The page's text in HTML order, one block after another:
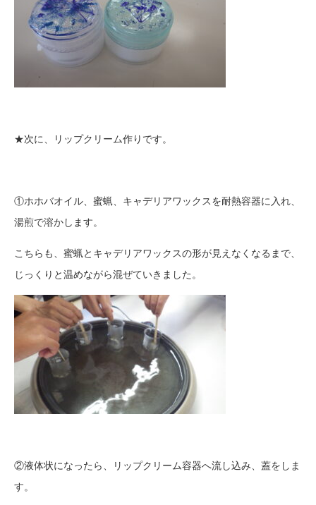
★次に、リップクリーム作りです。
①ホホバオイル、蜜蝋、キャデリアワックスを耐熱容器に入れ、
湯煎で溶かします。
こちらも、蜜蝋とキャデリアワックスの形が見えなくなるまで、
じっくりと温めながら混ぜていきました。
②液体状になったら、リップクリーム容器へ流し込み、蓋をしま
す。